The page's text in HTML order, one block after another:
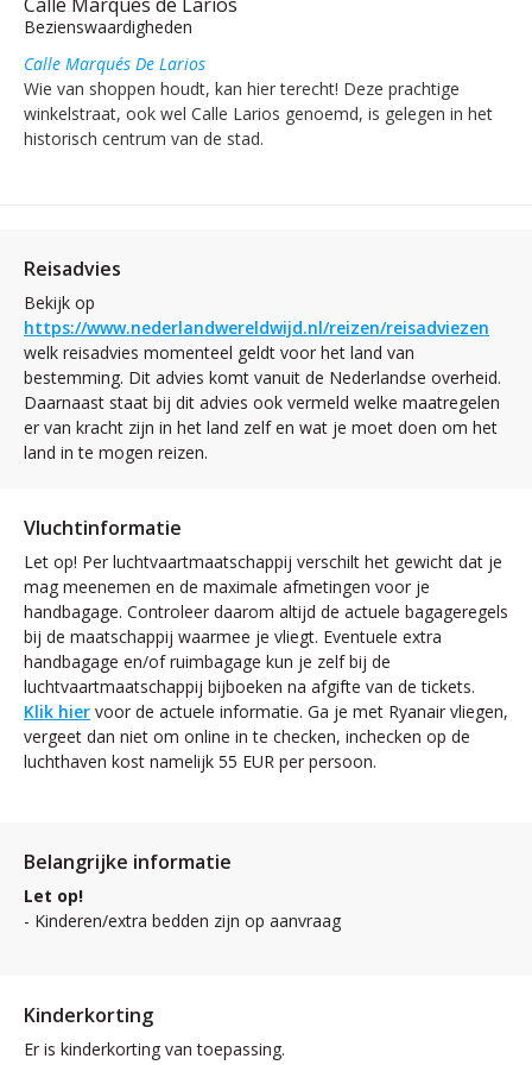
Bezienswaardigheden
Calle Marqués De Larios
Wie van shoppen houdt, kan hier terecht! Deze prachtige
winkelstraat, ook wel Calle Larios genoemd, is gelegen in het
historisch centrum van de stad.
Reisadvies
Bekijk op
https://www.nederlandwereldwijd.nl/reizen/reisadviezen
welk reisadvies momenteel geldt voor het land van
bestemming. Dit advies komt vanuit de Nederlandse overheid.
Daarnaast staat bij dit advies ook vermeld welke maatregelen
er van kracht zijn in het land zelf en wat je moet doen om het
land in te mogen reizen.
Vluchtinformatie
Let op! Per luchtvaartmaatschappij verschilt het gewicht dat je
mag meenemen en de maximale afmetingen voor je
handbagage. Controleer daarom altijd de actuele bagageregels
bij de maatschappij waarmee je vliegt. Eventuele extra
handbagage en/of ruimbagage kun je zelf bij de
luchtvaartmaatschappij bijboeken na afgifte van de tickets.
Klik hier voor de actuele informatie. Ga je met Ryanair vliegen,
vergeet dan niet om online in te checken, inchecken op de
luchthaven kost namelijk 55 EUR per persoon.
Belangrijke informatie
Let op!
- Kinderen/extra bedden zijn op aanvraag
Kinderkorting
Er is kinderkorting van toepassing.